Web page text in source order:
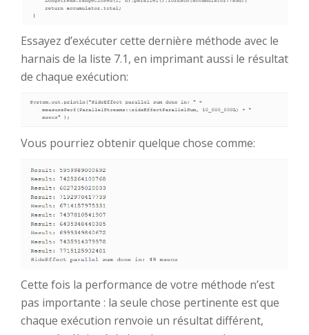
Essayez d’exécuter cette dernière méthode avec le
harnais de la liste 7.1, en imprimant aussi le résultat
de chaque exécution:
Vous pourriez obtenir quelque chose comme:
Cette fois la performance de votre méthode n’est
pas importante : la seule chose pertinente est que
chaque exécution renvoie un résultat différent,